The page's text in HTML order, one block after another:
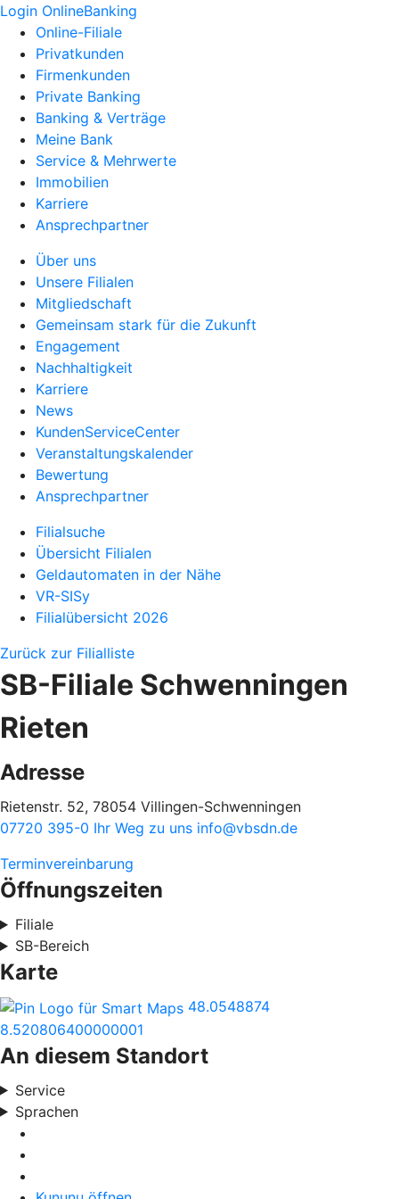
Login OnlineBanking
Online-Filiale
Privatkunden
Firmenkunden
Private Banking
Banking & Verträge
Meine Bank
Service & Mehrwerte
Immobilien
Karriere
Ansprechpartner
Über uns
Unsere Filialen
Mitgliedschaft
Gemeinsam stark für die Zukunft
Engagement
Nachhaltigkeit
Karriere
News
KundenServiceCenter
Veranstaltungskalender
Bewertung
Ansprechpartner
Filialsuche
Übersicht Filialen
Geldautomaten in der Nähe
VR-SISy
Filialübersicht 2026
Zurück zur Filialliste
SB-Filiale Schwenningen
Rieten
Adresse
Rietenstr. 52, 78054 Villingen-Schwenningen
07720 395-0 Ihr Weg zu uns info@vbsdn.de
Terminvereinbarung
Öffnungszeiten
Filiale
SB-Bereich
Karte
48.0548874
8.520806400000001
An diesem Standort
Service
Sprachen